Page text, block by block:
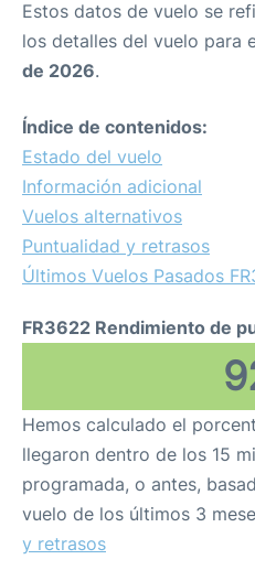
Estos datos de vuelo se
los detalles del vuelo para
de 2026.
Índice de contenidos:
Estado del vuelo
Información adicional
Vuelos alternativos
Puntualidad y retrasos
Últimos Vuelos Pasados
FR3622 Rendimiento de
Hemos calculado el
llegaron dentro de los 15
programada, o antes,
vuelo de los últimos 3
y retrasos